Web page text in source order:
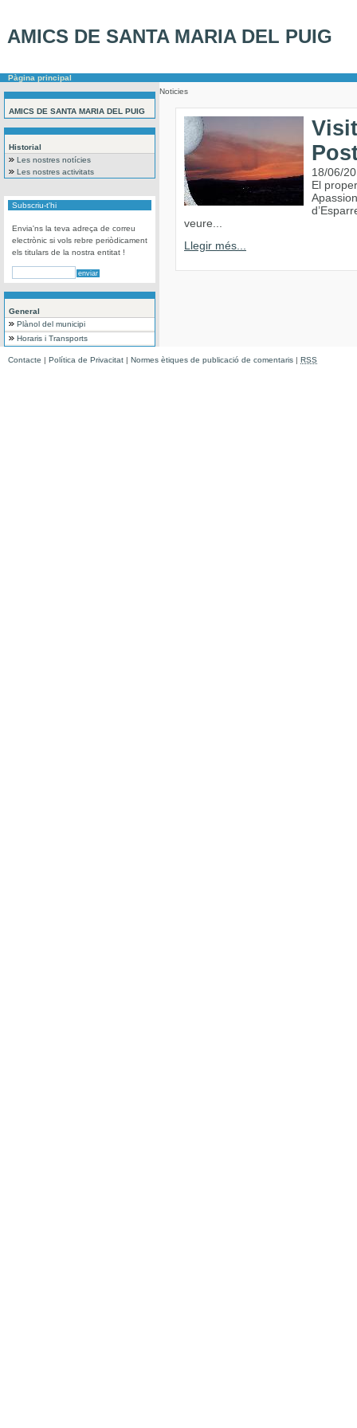
AMICS DE SANTA MARIA DEL PUIG
Pàgina principal
AMICS DE SANTA MARIA DEL PUIG
Historial
Les nostres notícies
Les nostres activitats
Subscriu-t'hi
Envia'ns la teva adreça de correu
electrònic si vols rebre periòdicament
els titulars de la nostra entitat !
General
Plànol del municipi
Horaris i Transports
Noticies
18/06/
El
veure...
Llegir més...
Contacte | Política de Privacitat | Normes ètiques de publicació de comentaris | RSS